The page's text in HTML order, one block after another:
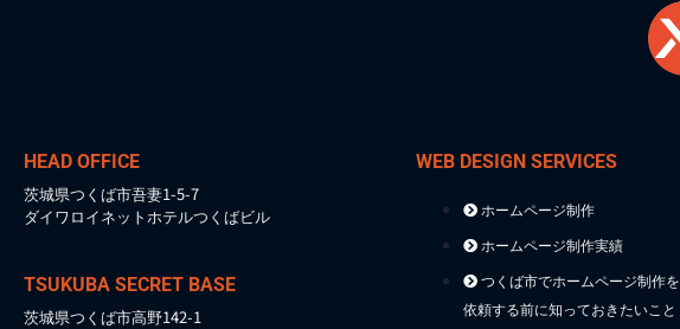
HEAD OFFICE
茨城県つくば市吾妻1-5-7
ダイワロイネットホテルつくばビル
TSUKUBA SECRET BASE
茨城県つくば市高野142-1
WEB DESIGN SERVICES
ホームページ制作
ホームページ制作実績
つくば市でホームページ制作を
依頼する前に知っておきたいこと